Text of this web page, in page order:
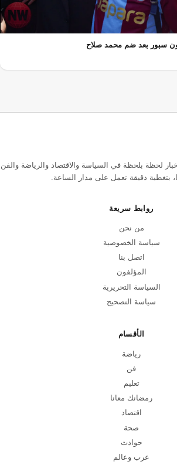
سبور بعد ضم محمد صلاح
لحظة بلحظة في السياسة والاقتصاد والرياضة والفن
بتغطية دقيقة تعمل على مدار الساعة.
روابط سريعة
من نحن
سياسة الخصوصية
اتصل بنا
المؤلفون
السياسة التحريرية
سياسة التصحيح
الأقسام
رياضة
فن
تعليم
رمضانك معانا
اقتصاد
صحة
حوادث
عرب وعالم